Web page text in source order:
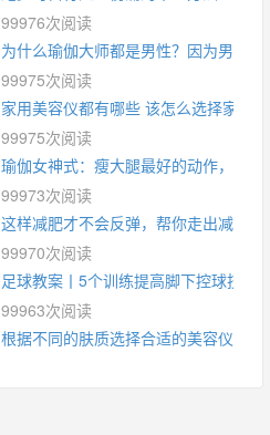
99976次阅读
为什么瑜伽大师都是男性？因为男权，
99975次阅读
家用美容仪都有哪些 该怎么选择家用美
99975次阅读
瑜伽女神式：瘦大腿最好的动作，没有
99973次阅读
这样减肥才不会反弹，帮你走出减肥瓶颈
99970次阅读
足球教案丨5个训练提高脚下控球技术
99963次阅读
根据不同的肤质选择合适的美容仪器